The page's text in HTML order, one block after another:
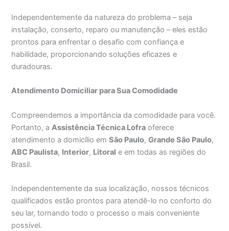
Independentemente da natureza do problema – seja
instalação, conserto, reparo ou manutenção – eles estão
prontos para enfrentar o desafio com confiança e
habilidade, proporcionando soluções eficazes e
duradouras.
Atendimento Domiciliar para Sua Comodidade
Compreendemos a importância da comodidade para você.
Portanto, aAssistência Técnica Lofra oferece
atendimento a domicílio emSão Paulo,Grande São Paulo,
ABC Paulista, Interior, Litoral e em todas as regiões do
Brasil.
Independentemente da sua localização, nossos técnicos
qualificados estão prontos para atendê-lo no conforto do
seu lar, tornando todo o processo o mais conveniente
possível.